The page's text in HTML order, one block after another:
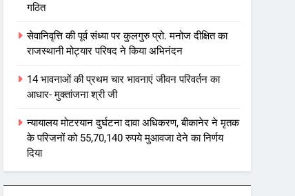
गठित
सेवानिवृत्ति की पूर्व संध्या पर कुलगुरु प्रो. मनोज दीक्षित का
राजस्थानी मोट्यार परिषद ने किया अभिनंदन
14 भावनाओं की प्रथम चार भावनाएं जीवन परिवर्तन का
आधार- मुक्तांजना श्री जी
न्यायालय मोटरयान दुर्घटना दावा अधिकरण, बीकानेर ने मृतक
के परिजनों को 55,70,140 रुपये मुआवजा देने का निर्णय
दिया